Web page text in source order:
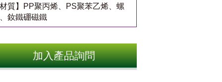
質】PP聚丙烯、PS聚苯乙烯、螺
釹鐵硼磁鐵
加入產品詢問